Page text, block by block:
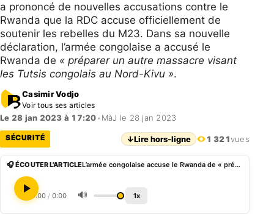
a prononcé de nouvelles accusations contre le
Rwanda que la RDC accuse officiellement de
soutenir les rebelles du M23. Dans sa nouvelle
déclaration, l’armée congolaise a accusé le
Rwanda de « préparer un autre massacre visant
les Tutsis congolais au Nord-Kivu ».
Casimir Vodjo
Voir tous ses articles
Le 28 jan 2023 à 17:20• MàJ le 28 jan 2023
SÉCURITÉ ↓Lire hors-ligne 1 321vues
🎧 ÉCOUTER L'ARTICLE L’armée congolaise accuse le Rwanda de « préparer un massacre contre les Tutsis au Nord-Kivu »
0:00 / 0:00 🔊 1x